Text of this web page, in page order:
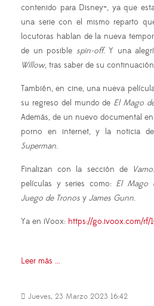
contenido para Disney+, ya que
una serie con el mismo reparto
locutoras hablan de la nueva
de un posible spin-off. Y una
Willow, tras saber de su
También, en cine, una nueva
su regreso del mundo de El Mago
Además, de un nuevo documental
porno en internet, y la noticia
Superman.
Finalizan con la sección de
películas y series como: El Mago
Juego de Tronos y James Gunn.
Ya en iVoox: https://go.ivoox.com/
Leer más ...
Jueves, 23 Marzo 2023 16:42